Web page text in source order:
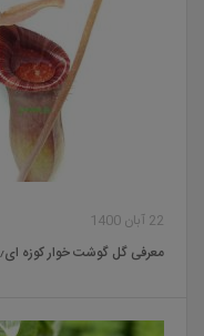
22 آبان 1400
معرفی گل گوشت خوار کوزه ای٫ نپانتس